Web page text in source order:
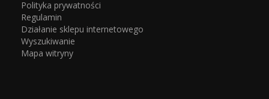
Polityka prywatności
Regulamin
Działanie sklepu internetowego
Wyszukiwanie
Mapa witryny